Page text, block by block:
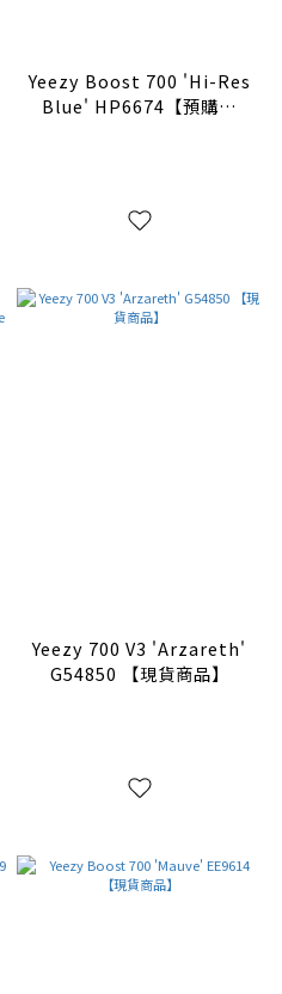
Yeezy Boost 700 'Hi-Res
Blue' HP6674【預購商
Yeezy 700 V3 'Arzareth'
G54850 【現貨商品】